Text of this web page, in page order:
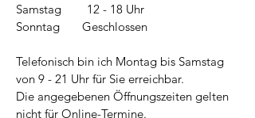
Samstag 12 - 18 Uhr
Sonntag Geschlossen
Telefonisch bin ich Montag bis Samstag
von 9 - 21 Uhr für Sie erreichbar.
Die angegebenen Öffnungszeiten gelten
nicht für Online-Termine.